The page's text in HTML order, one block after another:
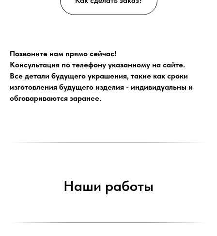
Позвоните нам прямо сейчас!
Консультация по телефону указанному на сайте.
Все детали будущего украшения, такие как сроки
изготовления будущего изделия - индивидуальны и
обговариваются заранее.
Наши работы